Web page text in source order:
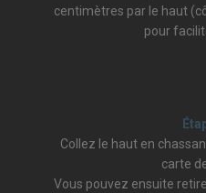
centimètres par le haut
pour
Collez le haut en
carte
Vous pouvez ensuite